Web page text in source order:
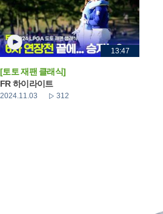
13:47
[토토 재팬 클래식]
FR 하이라이트
2024.11.03 312